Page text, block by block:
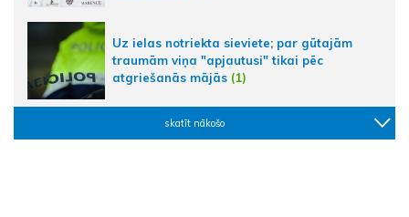
Uz ielas notriekta sieviete; par gūtajām
traumām viņa "apjautusi" tikai pēc
atgriešanās mājās (1)
skatīt nākošo